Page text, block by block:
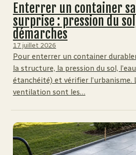
Enterrer un container
surprise : pression du
démarches
17 juillet 2026
Pour enterrer un container
la structure, la pression du sol,
étanchéité) et vérifier
ventilation sont les…